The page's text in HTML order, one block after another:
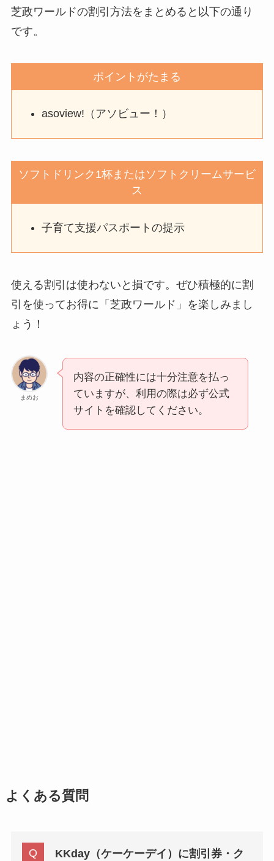
芝政ワールドの割引方法をまとめると以下の通り
です。
ポイントがたまる
asoview!（アソビュー！）
ソフトドリンク1杯またはソフトクリームサービ
ス
子育て支援パスポートの提示
使える割引は使わないと損です。ぜひ積極的に割
引を使ってお得に「芝政ワールド」を楽しみまし
ょう！
まめお
内容の正確性には十分注意を払っ
ていますが、利用の際は必ず公式
サイトを確認してください。
よくある質問
KKday（ケーケーデイ）に割引券・ク